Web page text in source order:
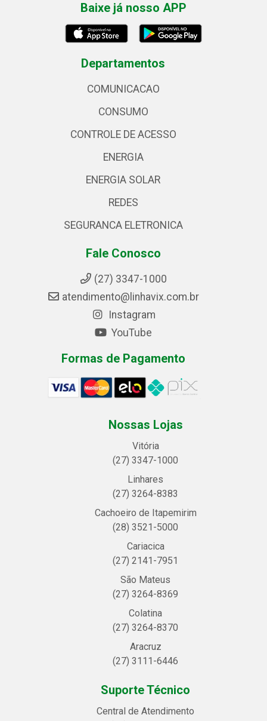
Baixe já nosso APP
Departamentos
COMUNICACAO
CONSUMO
CONTROLE DE ACESSO
ENERGIA
ENERGIA SOLAR
REDES
SEGURANCA ELETRONICA
Fale Conosco
(27) 3347-1000
atendimento@linhavix.com.br
Instagram
YouTube
Formas de Pagamento
Nossas Lojas
Vitória
(27) 3347-1000
Linhares
(27) 3264-8383
Cachoeiro de Itapemirim
(28) 3521-5000
Cariacica
(27) 2141-7951
São Mateus
(27) 3264-8369
Colatina
(27) 3264-8370
Aracruz
(27) 3111-6446
Suporte Técnico
Central de Atendimento